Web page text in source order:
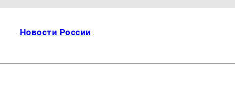
Новости России